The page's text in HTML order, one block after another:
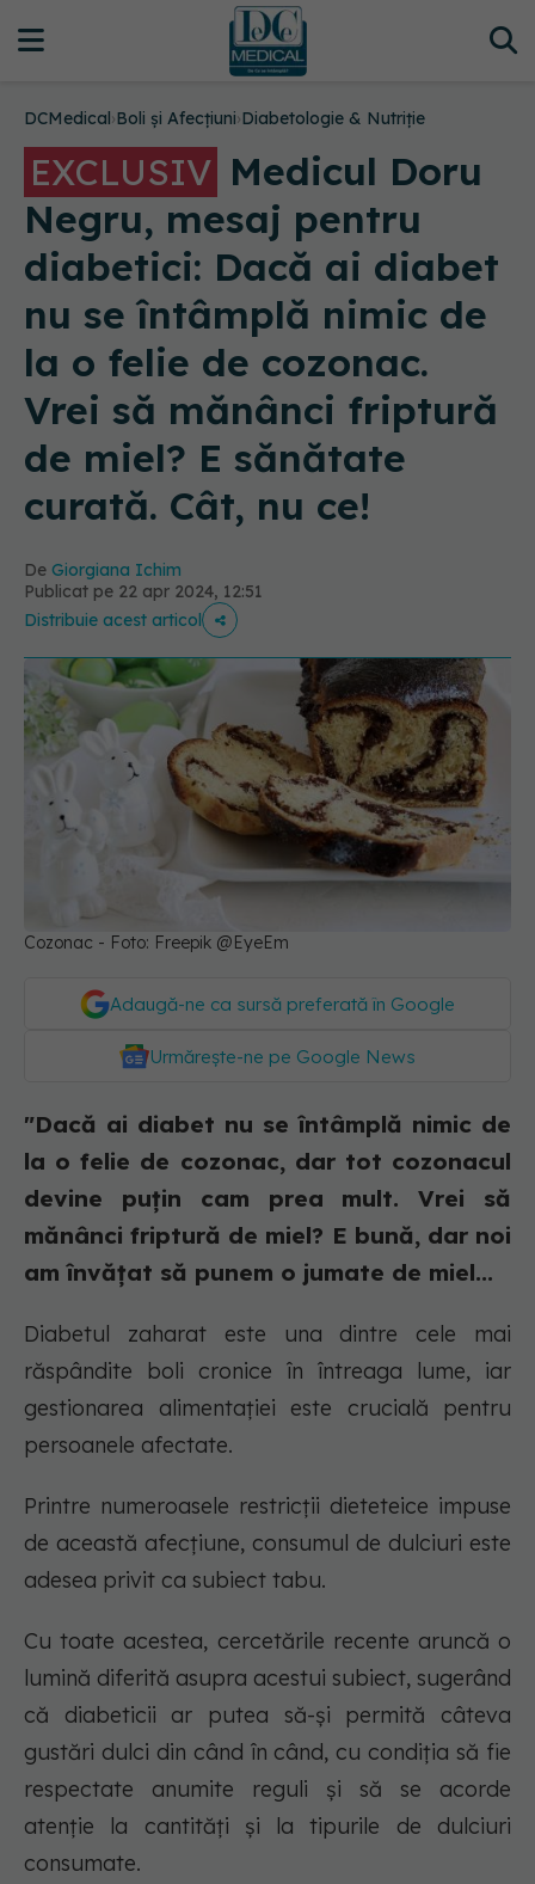
DCMedical›Boli și Afecțiuni›Diabetologie & Nutriție
EXCLUSIV Medicul Doru
Negru, mesaj pentru
diabetici: Dacă ai diabet
nu se întâmplă nimic de
la o felie de cozonac.
Vrei să mănânci friptură
de miel? E sănătate
curată. Cât, nu ce!
De Giorgiana Ichim
Publicat pe 22 apr 2024, 12:51
Distribuie acest articol
Cozonac - Foto: Freepik @EyeEm
Adaugă-ne ca sursă preferată în Google
Urmărește-ne pe Google News
"Dacă ai diabet nu se întâmplă nimic de
la o felie de cozonac, dar tot cozonacul
devine puțin cam prea mult. Vrei să
mănânci friptură de miel? E bună, dar noi
am învățat să punem o jumate de miel...
Diabetul zaharat este una dintre cele mai
răspândite boli cronice în întreaga lume, iar
gestionarea alimentației este crucială pentru
persoanele afectate.
Printre numeroasele restricții dieteteice impuse
de această afecțiune, consumul de dulciuri este
adesea privit ca subiect tabu.
Cu toate acestea, cercetările recente aruncă o
lumină diferită asupra acestui subiect, sugerând
că diabeticii ar putea să-și permită câteva
gustări dulci din când în când, cu condiția să fie
respectate anumite reguli și să se acorde
atenție la cantități și la tipurile de dulciuri
consumate.